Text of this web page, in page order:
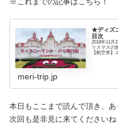
★ディズ
目次
2018年11月
リスマスの
【航空券
meri-trip.jp
本日もここまで読んで頂き、あ
次回も是非見に来てくださいね